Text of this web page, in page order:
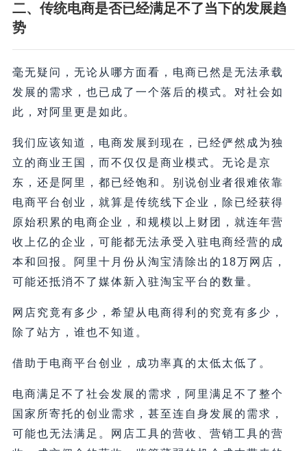
二、 传统电商是否已经满足不了当下的发展趋
势
毫无疑问，无论从哪方面看，电商已然是无法承载
发展的需求，也已成了一个落后的模式。对社会如
此，对阿里更是如此。
我们应该知道，电商发展到现在，已经俨然成为独
立的商业王国，而不仅仅是商业模式。无论是京
东，还是阿里，都已经饱和。别说创业者很难依靠
电商平台创业，就算是传统线下企业，除已经获得
原始积累的电商企业，和规模以上财团，就连年营
收上亿的企业，可能都无法承受入驻电商经营的成
本和回报。阿里十月份从淘宝清除出的18万网店，
可能还抵消不了媒体新入驻淘宝平台的数量。
网店究竟有多少，希望从电商得利的究竟有多少，
除了站方，谁也不知道。
借助于电商平台创业，成功率真的太低太低了。
电商满足不了社会发展的需求，阿里满足不了整个
国家所寄托的创业需求，甚至连自身发展的需求，
可能也无法满足。网店工具的营收、营销工具的营